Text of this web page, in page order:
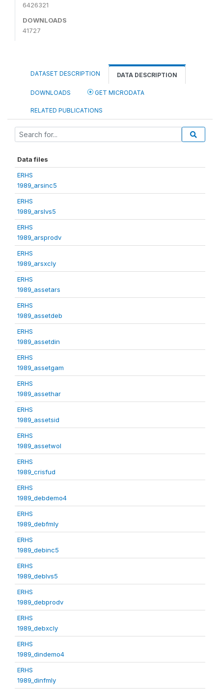
6426321
DOWNLOADS
41727
DATASET DESCRIPTION DATA DESCRIPTION
DOWNLOADS GET MICRODATA
RELATED PUBLICATIONS
Data files
ERHS
1989_arsinc5
ERHS
1989_arslvs5
ERHS
1989_arsprodv
ERHS
1989_arsxcly
ERHS
1989_assetars
ERHS
1989_assetdeb
ERHS
1989_assetdin
ERHS
1989_assetgam
ERHS
1989_assethar
ERHS
1989_assetsid
ERHS
1989_assetwol
ERHS
1989_crisfud
ERHS
1989_debdemo4
ERHS
1989_debfmly
ERHS
1989_debinc5
ERHS
1989_deblvs5
ERHS
1989_debprodv
ERHS
1989_debxcly
ERHS
1989_dindemo4
ERHS
1989_dinfmly